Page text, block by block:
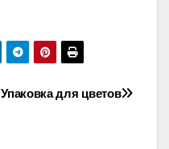
Упаковка для цветов